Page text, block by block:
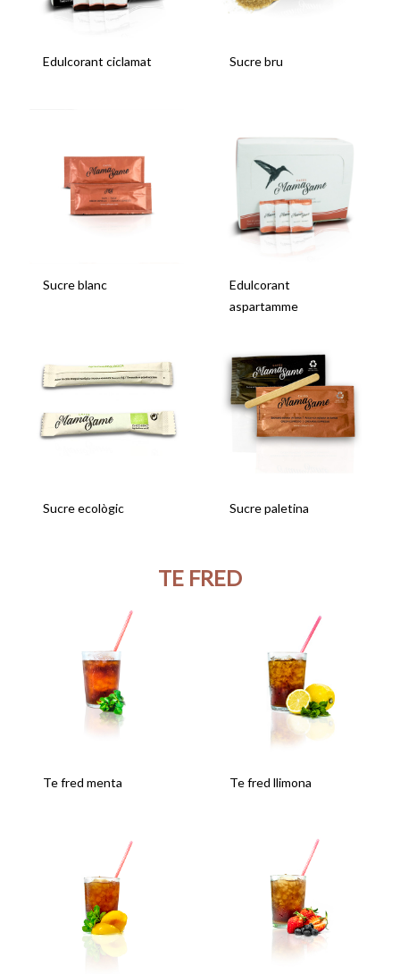
Edulcorant ciclamat Sucre bru
Sucre blanc
Edulcorant
aspartamme
Sucre ecològic Sucre paletina
TE FRED
Te fred menta Te fred llimona